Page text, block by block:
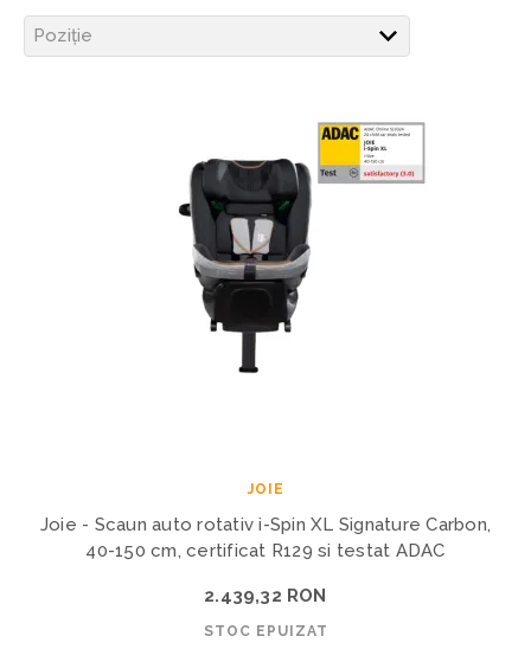
JOIE
Joie - Scaun auto rotativ i-Spin XL Signature Carbon,
40-150 cm, certificat R129 si testat ADAC
2.439,32 RON
STOC EPUIZAT